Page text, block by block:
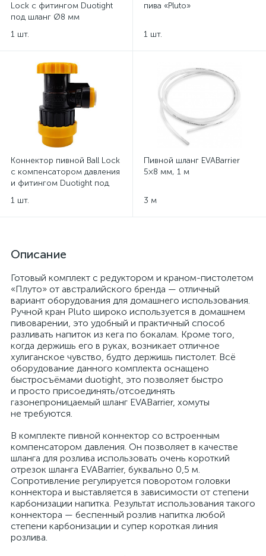
Lock с фитингом Duotight
под шланг Ø8 мм
1 шт.
пива «Pluto»
1 шт.
Коннектор пивной Ball Lock
с компенсатором давления
и фитингом Duotight под
1 шт.
Пивной шланг EVABarrier
5×8 мм, 1 м
3 м
Описание
Готовый комплект с редуктором и краном-пистолетом
«Плуто» от австралийского бренда — отличный
вариант оборудования для домашнего использования.
Ручной кран Pluto широко используется в домашнем
пивоварении, это удобный и практичный способ
разливать напиток из кега по бокалам. Кроме того,
когда держишь его в руках, возникает отличное
хулиганское чувство, будто держишь пистолет. Всё
оборудование данного комплекта оснащено
быстросъёмами duotight, это позволяет быстро
и просто присоединять/отсоединять
газонепроницаемый шланг EVABarrier, хомуты
не требуются.
В комплекте пивной коннектор со встроенным
компенсатором давления. Он позволяет в качестве
шланга для розлива использовать очень короткий
отрезок шланга EVABarrier, буквально 0,5 м.
Сопротивление регулируется поворотом головки
коннектора и выставляется в зависимости от степени
карбонизации напитка. Результат использования такого
коннектора — беспенный розлив напитка любой
степени карбонизации и супер короткая линия
розлива.